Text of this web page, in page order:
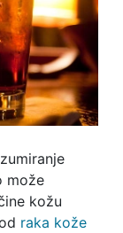
može
kožu
raka kože